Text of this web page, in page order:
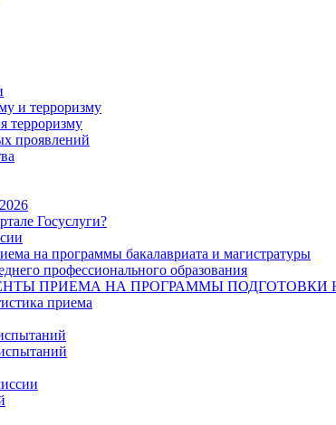
и терроризму
терроризму
проявлений
Госуслуги?
на программы бакалавриата и магистратуры
профессионального образования
ПРИЕМА НА ПРОГРАММЫ ПОДГОТОВКИ
приема